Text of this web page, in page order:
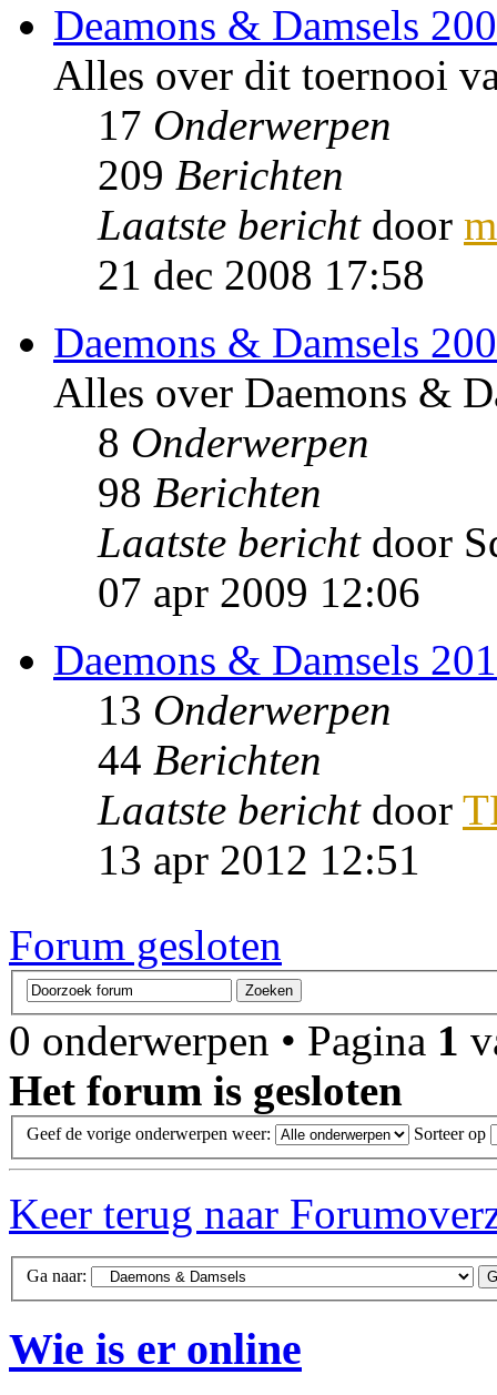
Deamons & Damsels
Alles over dit toernooi
17 Onderwerpen
209 Berichten
Laatste berichtdoor
21 dec 2008 17:58
Daemons & Damsels
Alles over Daemons &
8 Onderwerpen
98 Berichten
Laatste berichtdoor
07 apr 2009 12:06
Daemons & Damsels
13 Onderwerpen
44 Berichten
Laatste berichtdoor
13 apr 2012 12:51
Forum gesloten
0 onderwerpen • Pagina 1
Het forum is gesloten
Geef de vorige onderwerpen weer: Sorteer op
Keer terug naar
Ga naar:
Wie is er online